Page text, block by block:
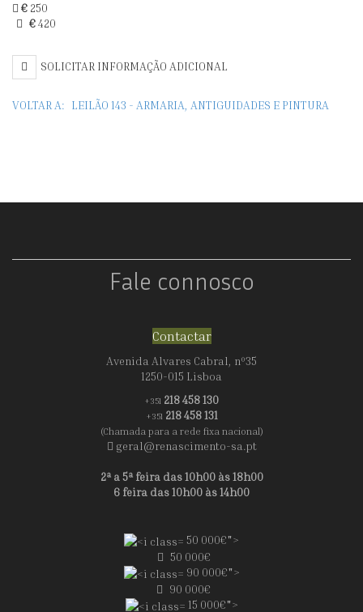
€ 250
€420
SOLICITAR INFORMAÇÃO ADICIONAL
VOLTAR A: LEILÃO 143 - ARMARIA, ANTIGUIDADES E PINTURA
Fale connosco
Contactar
Avenida Alvares Cabral, nº35
1250-015 Lisboa
+351 218 458 130
+351 218 458 131
(Chamada para a rede fixa nacional)
geral@renascimento-sa.pt
2ª a 5ª feira das 10h00 às 18h00
6 feira das 10h00 às 14h00
50 000€">
50 000€
90 000€">
90 000€
15 000€">